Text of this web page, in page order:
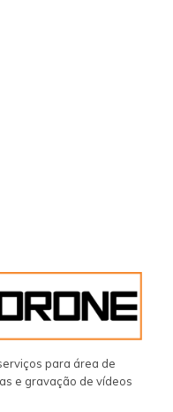
para área de
e gravação de vídeos